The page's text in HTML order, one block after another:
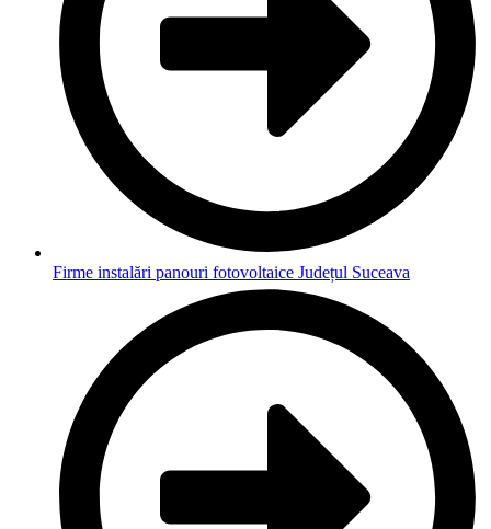
Firme instalări panouri fotovoltaice Județul Suceava